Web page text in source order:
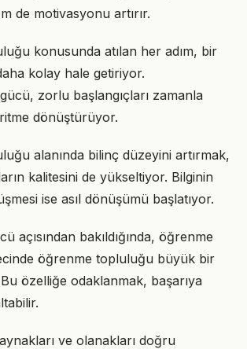
de motivasyonu artırır.
konusunda atılan her adım, bir
kolay hale getiriyor.
zorlu başlangıçları zamanla
dönüştürüyor.
alanında bilinç düzeyini artırmak,
kalitesini de yükseltiyor. Bilginin
ise asıl dönüşümü başlatıyor.
açısından bakıldığında, öğrenme
öğrenme topluluğu büyük bir
özelliğe odaklanmak, başarıya
ve olanakları doğru